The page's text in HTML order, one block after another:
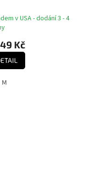
Authentic
Name & Number
v USA - dodání 3 - 4
Kč
M